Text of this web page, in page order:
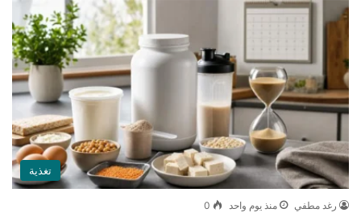
تغذية
رغد مطفي منذ يوم واحد 0